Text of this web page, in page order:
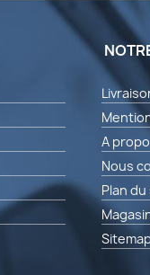
A
Nous
Plan